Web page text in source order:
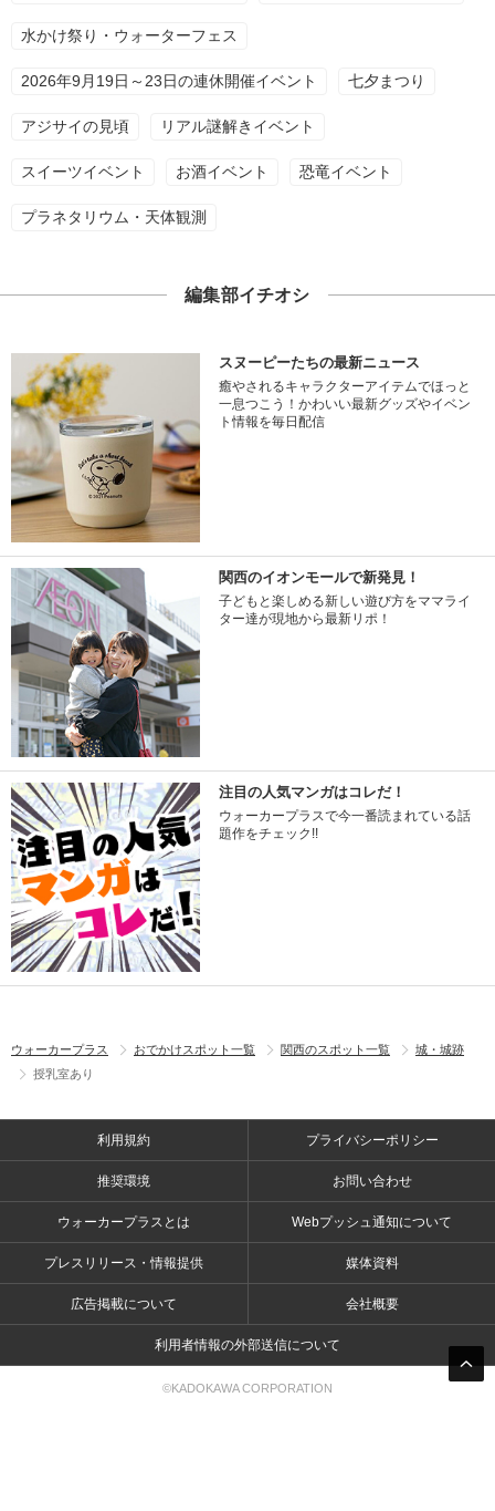
水かけ祭り・ウォーターフェス
2026年9月19日～23日の連休開催イベント 七夕まつり
アジサイの見頃 リアル謎解きイベント
スイーツイベント お酒イベント 恐竜イベント
プラネタリウム・天体観測
編集部イチオシ
スヌーピーたちの最新ニュース
癒やされるキャラクターアイテムでほっと
一息つこう！かわいい最新グッズやイベン
ト情報を毎日配信
関西のイオンモールで新発見！
子どもと楽しめる新しい遊び方をママライ
ター達が現地から最新リポ！
注目の人気マンガはコレだ！
ウォーカープラスで今一番読まれている話
題作をチェック!!
ウォーカープラス おでかけスポット一覧 関西のスポット一覧
城・城跡
授乳室あり
利用規約 プライバシーポリシー
推奨環境 お問い合わせ
ウォーカープラスとは Webプッシュ通知について
プレスリリース・情報提供 媒体資料
広告掲載について 会社概要
利用者情報の外部送信について
©KADOKAWA CORPORATION